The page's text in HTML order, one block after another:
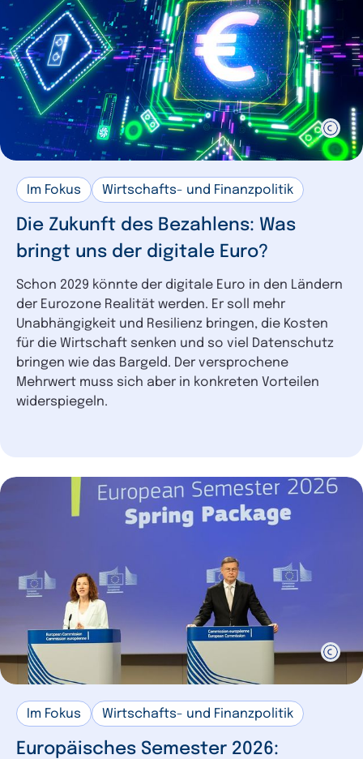
Im Fokus Wirtschafts- und Finanzpolitik
Die Zukunft des Bezahlens: Was
bringt uns der digitale Euro?
Schon 2029 könnte der digitale Euro in den Ländern
der Eurozone Realität werden. Er soll mehr
Unabhängigkeit und Resilienz bringen, die Kosten
für die Wirtschaft senken und so viel Datenschutz
bringen wie das Bargeld. Der versprochene
Mehrwert muss sich aber in konkreten Vorteilen
widerspiegeln.
Im Fokus Wirtschafts- und Finanzpolitik
Europäisches Semester 2026: